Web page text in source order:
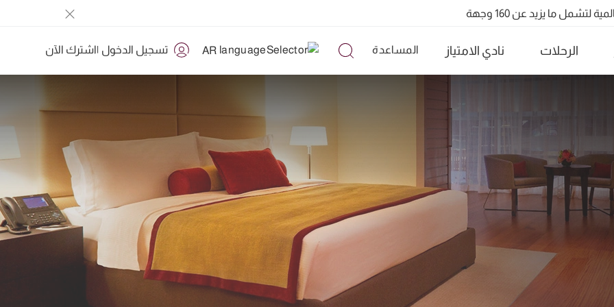
ما يزيد عن 160 وجهة
الرحلات نادي الامتياز المساعدة AR تسجيل الدخول |اشترك الآن